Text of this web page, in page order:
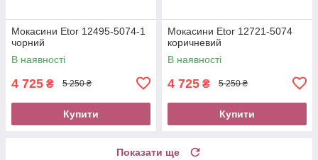
Мокасини Etor 12495-5074-1
чорний
В наявності
4 725 ₴ 5 250 ₴
Купити
Мокасини Etor 12721-5074
коричневий
В наявності
4 725 ₴ 5 250 ₴
Купити
Показати ще